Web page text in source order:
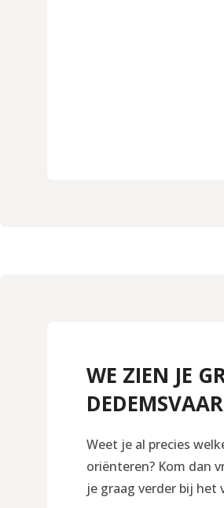
WE ZIEN JE
Weet je al precies
oriënteren? Kom dan
je graag verder bij